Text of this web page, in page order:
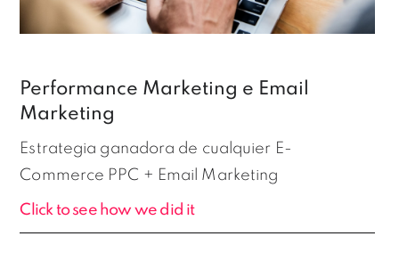
Performance Marketing e Email
Marketing
Estrategia ganadora de cualquier E-
Commerce PPC + Email Marketing
Click to see how we did it